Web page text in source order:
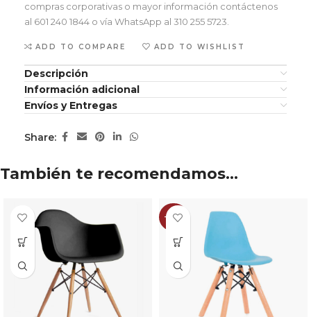
compras corporativas o mayor información contáctenos
al 601 240 1844 o vía WhatsApp al 310 255 5723.
ADD TO COMPARE ADD TO WISHLIST
Descripción
Información adicional
Envíos y Entregas
Share:
También te recomendamos…
-29%